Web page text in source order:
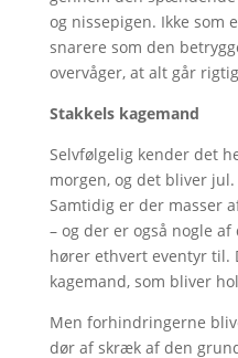
og nissepigen. Ikke
snarere som den
overvåger, at alt går
Stakkels kagemand
Selvfølgelig kender det
morgen, og det bliver
Samtidig er der masser
– og der er også nogle
hører ethvert eventyr til.
kagemand, som bliver
Men forhindringerne
dør af skræk af den